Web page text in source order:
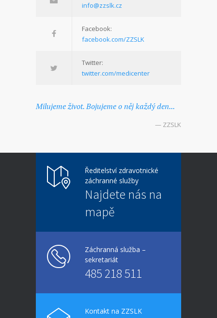
info@zzslk.cz
Facebook:
facebook.com/ZZSLK
Twitter:
twitter.com/medicenter
Milujeme život. Bojujeme o něj každý den...
— ZZSLK
Ředitelství zdravotnické
záchranné služby
Najdete nás na
mapě
Záchranná služba –
sekretariát
485 218 511
Kontakt na ZZSLK